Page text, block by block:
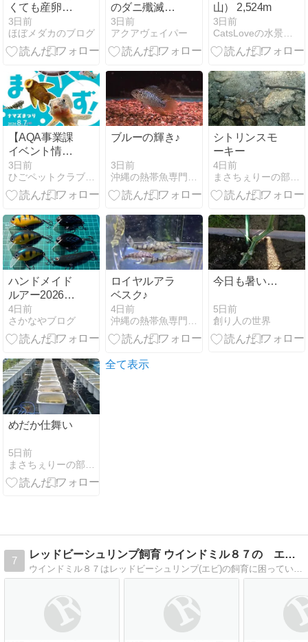
くても産卵さ
せる方法
3日前
ほぼメダカのブログ
のダニ殲滅作
戦！三菱の布
団乾燥機
「AD-X50-
3日前
アクアヴェイパー
山） 2,524m
3日前
CatsLoveの水景軌跡
【AQA事業課
イベント情
報】ナマズ祭
り開催のお知
らせ
3日前
ひごペットクラブ アクア館
ブルーの輝き♪
3日前
シトリンスモ
ーキー
4日前
まさちぇりーの部屋・鉱物採集とか！日記
ハンドメイド
ルアー2026
年。第10陣！
（No.273〜
278）
4日前
さかなやブログ
ロイヤルアラ
ベスク♪
4日前
沖縄の熱帯魚専門店ジェイズアクアリュウム
今日も暑い…
5日前
創り人の世界
めだか仕舞い
5日前
全て表示
7
レッドビーシュリンプ飼育 ウインドミル８７の エビブログ …
ウインドミル８７はレッドビーシュリンプ(エビ)の飼育に困っているお客様をブリーダーに変えてしまう熱帯魚屋です。そのお客様達がブリードしたエビをヤフオク！へ出品…